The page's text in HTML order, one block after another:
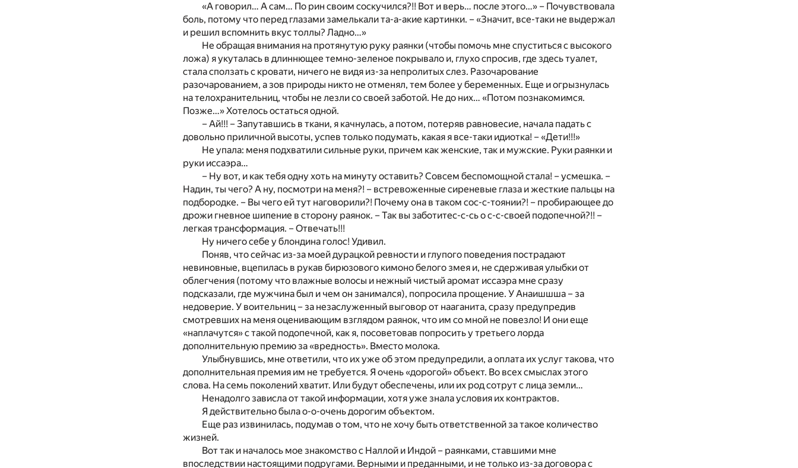
«А говорил… А сам… По рин своим соскучился?!! Вот и верь… после этого…» – Почувствовала
боль, потому что перед глазами замелькали та-а-акие картинки. – «Значит, все-таки не выдержал
и решил вспомнить вкус толлы? Ладно…»
Не обращая внимания на протянутую руку раянки (чтобы помочь мне спуститься с высокого
ложа) я укуталась в длиннющее темно-зеленое покрывало и, глухо спросив, где здесь туалет,
стала сползать с кровати, ничего не видя из-за непролитых слез. Разочарование
разочарованием, а зов природы никто не отменял, тем более у беременных. Еще и огрызнулась
на телохранительниц, чтобы не лезли со своей заботой. Не до них… «Потом познакомимся.
Позже…» Хотелось остаться одной.
– Ай!!! – Запутавшись в ткани, я качнулась, а потом, потеряв равновесие, начала падать с
довольно приличной высоты, успев только подумать, какая я все-таки идиотка! – «Дети!!!»
Не упала: меня подхватили сильные руки, причем как женские, так и мужские. Руки раянки и
руки иссаэра…
– Ну вот, и как тебя одну хоть на минуту оставить? Совсем беспомощной стала! – усмешка. –
Надин, ты чего? А ну, посмотри на меня?! – встревоженные сиреневые глаза и жесткие пальцы на
подбородке. – Вы чего ей тут наговорили?! Почему она в таком сос-с-тоянии?! – пробирающее до
дрожи гневное шипение в сторону раянок. – Так вы заботитес-с-сь о с-с-своей подопечной?!! –
легкая трансформация. – Отвечать!!!
Ну ничего себе у блондина голос! Удивил.
Поняв, что сейчас из-за моей дурацкой ревности и глупого поведения пострадают
невиновные, вцепилась в рукав бирюзового кимоно белого змея и, не сдерживая улыбки от
облегчения (потому что влажные волосы и нежный чистый аромат иссаэра мне сразу
подсказали, где мужчина был и чем он занимался), попросила прощение. У Анаишшша – за
недоверие. У воительниц – за незаслуженный выговор от нааганита, сразу предупредив
смотревших на меня оценивающим взглядом раянок, что им со мной не повезло! И они еще
«наплачутся» с такой подопечной, как я, посоветовав попросить у третьего лорда
дополнительную премию за «вредность». Вместо молока.
Улыбнувшись, мне ответили, что их уже об этом предупредили, а оплата их услуг такова, что
дополнительная премия им не требуется. Я очень «дорогой» объект. Во всех смыслах этого
слова. На семь поколений хватит. Или будут обеспечены, или их род сотрут с лица земли…
Ненадолго зависла от такой информации, хотя уже знала условия их контрактов.
Я действительно была о-о-очень дорогим объектом.
Еще раз извинилась, подумав о том, что не хочу быть ответственной за такое количество
жизней.
Вот так и началось мое знакомство с Наллой и Индой – раянками, ставшими мне
впоследствии настоящими подругами. Верными и преданными, и не только из-за договора с